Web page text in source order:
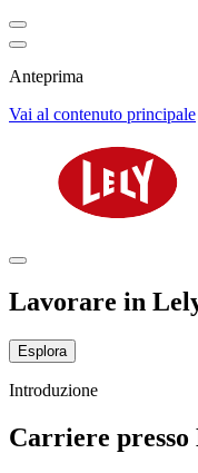
Anteprima
Vai al contenuto principale
Lavorare in
Esplora
Introduzione
Carriere presso